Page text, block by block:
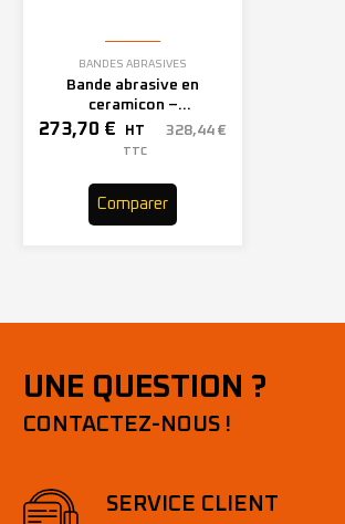
BANDES ABRASIVES
Bande abrasive en
ceramicon –
150mmx2000mm – Grain 40
– 305969 (x10)
273,70 € HT 328,44 €
TTC
Comparer
UNE QUESTION ?
CONTACTEZ-NOUS !
SERVICE CLIENT